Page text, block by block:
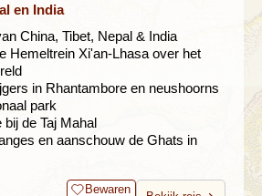
en India
China, Tibet, Nepal & India
Hemeltrein Xi'an-Lhasa over het
in Rhantambore en neushoorns
park
de Taj Mahal
en aanschouw de Ghats in
Bewaren